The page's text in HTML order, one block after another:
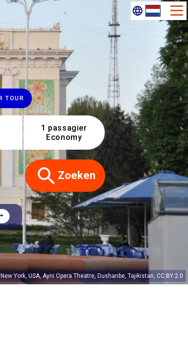
TOUR
1 passagier
Economy
Zoeken
York, USA,Ayni Opera Theatre, Dushanbe, Tajikistan, CC BY 2.0